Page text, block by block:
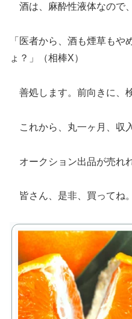
酒は、麻酔性液体なので
「医者から、酒も煙草もや
ょ？」（相棒X）
善処します。前向きに、
これから、丸一ヶ月、収
オークション出品が売れ
皆さん、是非、買って